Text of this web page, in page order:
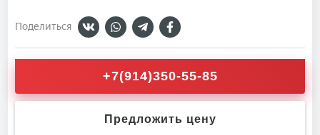
Поделиться
+7(914)350-55-85
Предложить цену